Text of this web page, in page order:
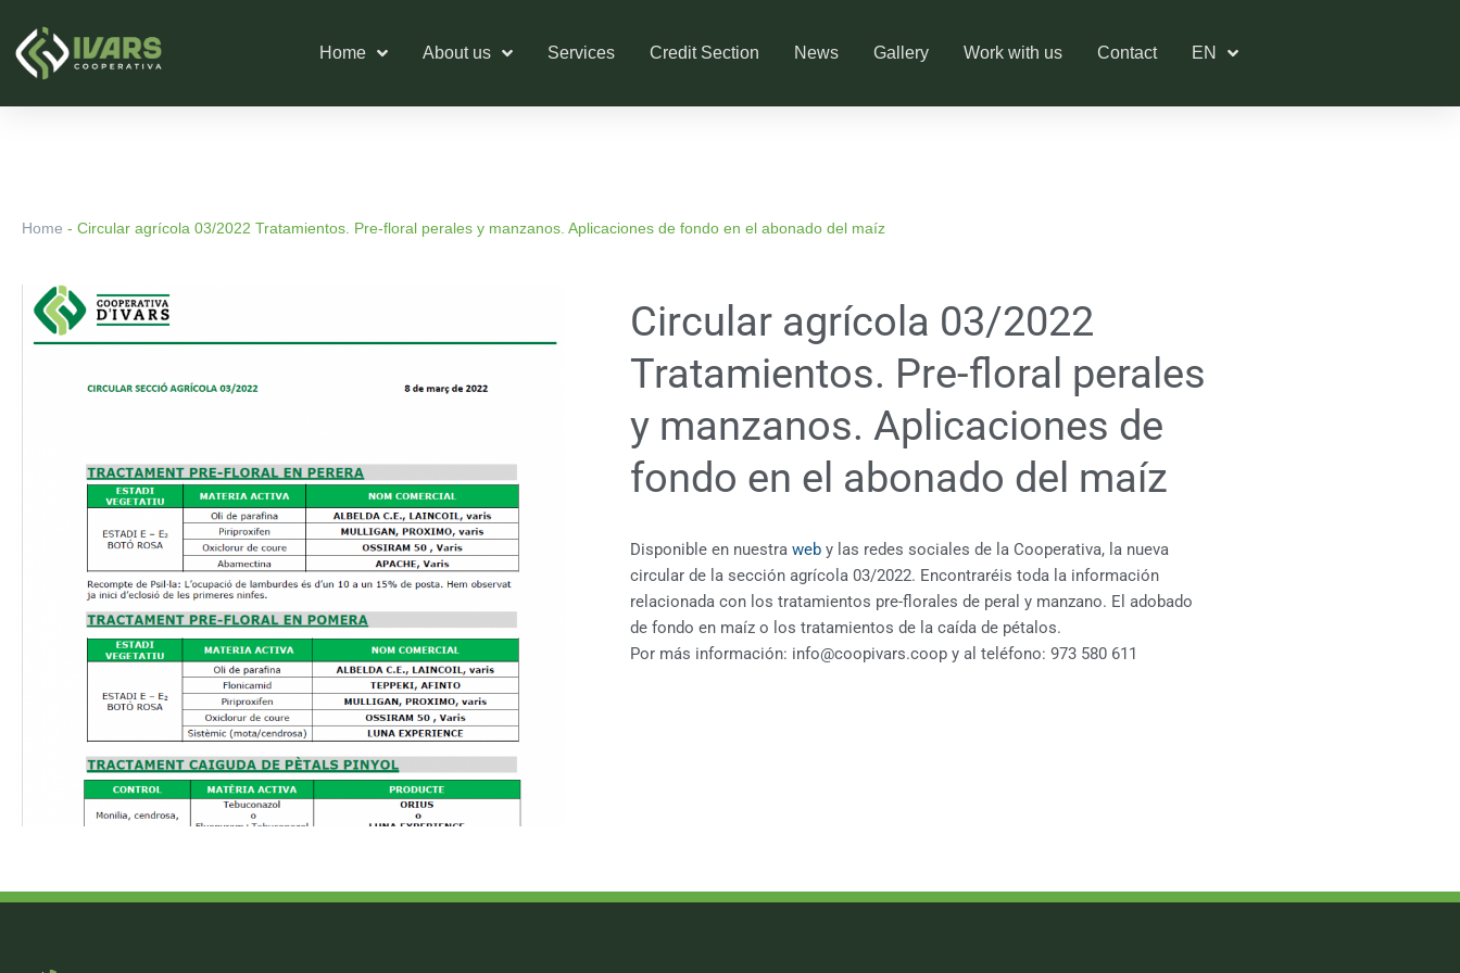
content
Home About us Services Credit Section News Gallery Work with us Contact EN
Home - Circular agrícola 03/2022 Tratamientos. Pre-floral perales y manzanos. Aplicaciones de fondo en el abonado del maíz
Circular agrícola 03/2022
Tratamientos. Pre-floral perales
y manzanos. Aplicaciones de
fondo en el abonado del maíz
Disponible en nuestra web y las redes sociales de la Cooperativa, la nueva
circular de la sección agrícola 03/2022. Encontraréis toda la información
relacionada con los tratamientos pre-florales de peral y manzano. El adobado
de fondo en maíz o los tratamientos de la caída de pétalos.
Por más información: info@coopivars.coop y al teléfono: 973 580 611